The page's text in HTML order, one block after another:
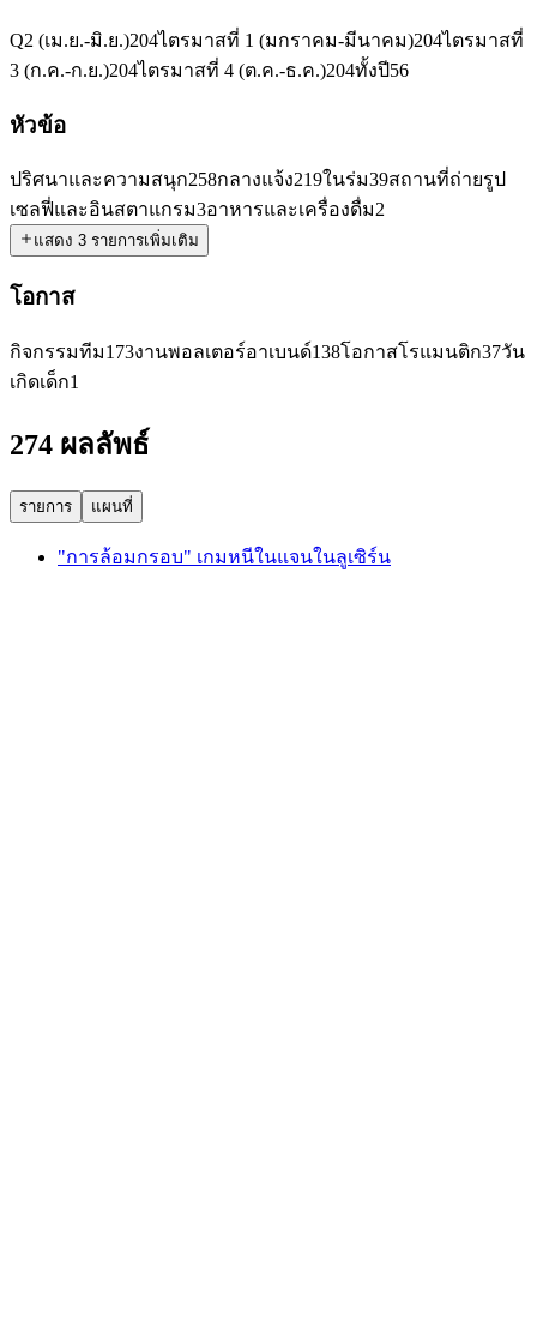
Q2 (เม.ย.-มิ.ย.)204ไตรมาสที่ 1 (มกราคม-มีนาคม)204ไตรมาสที่
3 (ก.ค.-ก.ย.)204ไตรมาสที่ 4 (ต.ค.-ธ.ค.)204ทั้งปี56
หัวข้อ
ปริศนาและความสนุก258กลางแจ้ง219ในร่ม39สถานที่ถ่ายรูป
เซลฟี่และอินสตาแกรม3อาหารและเครื่องดื่ม2
แสดง 3 รายการเพิ่มเติม
โอกาส
กิจกรรมทีม173งานพอลเตอร์อาเบนด์138โอกาสโรแมนติก37วัน
เกิดเด็ก1
274 ผลลัพธ์
รายการ แผนที่
"การล้อมกรอบ" เกมหนีในแจนในลูเซิร์น